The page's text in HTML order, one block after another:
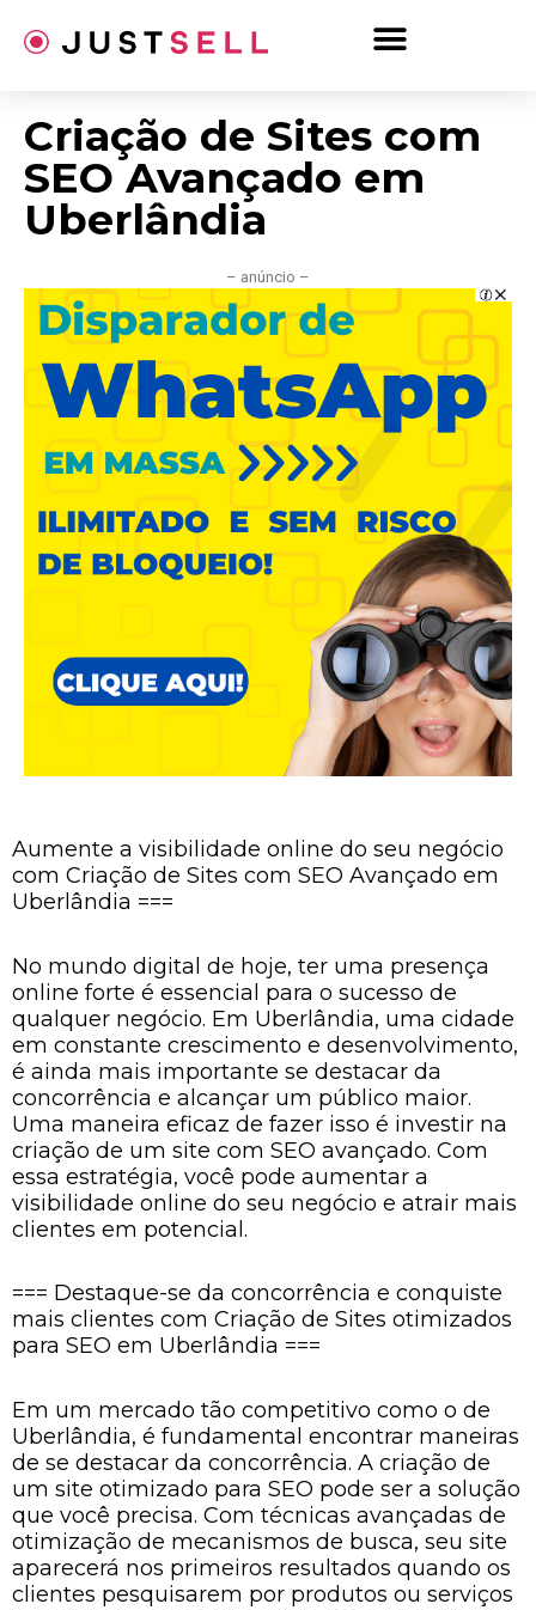
para
Criação de Sites com
SEO Avançado em
Uberlândia
– anúncio –
Aumente a visibilidade online do seu negócio
com Criação de Sites com SEO Avançado em
Uberlândia ===
No mundo digital de hoje, ter uma presença
online forte é essencial para o sucesso de
qualquer negócio. Em Uberlândia, uma cidade
em constante crescimento e desenvolvimento,
é ainda mais importante se destacar da
concorrência e alcançar um público maior.
Uma maneira eficaz de fazer isso é investir na
criação de um site com SEO avançado. Com
essa estratégia, você pode aumentar a
visibilidade online do seu negócio e atrair mais
clientes em potencial.
=== Destaque-se da concorrência e conquiste
mais clientes com Criação de Sites otimizados
para SEO em Uberlândia ===
Em um mercado tão competitivo como o de
Uberlândia, é fundamental encontrar maneiras
de se destacar da concorrência. A criação de
um site otimizado para SEO pode ser a solução
que você precisa. Com técnicas avançadas de
otimização de mecanismos de busca, seu site
aparecerá nos primeiros resultados quando os
clientes pesquisarem por produtos ou serviços